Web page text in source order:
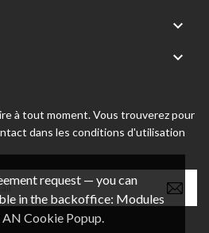
request — you can
in the backoffice: Modules
Cookie Popup.


à tout moment. Vous trouverez pour
dans les conditions d'utilisation